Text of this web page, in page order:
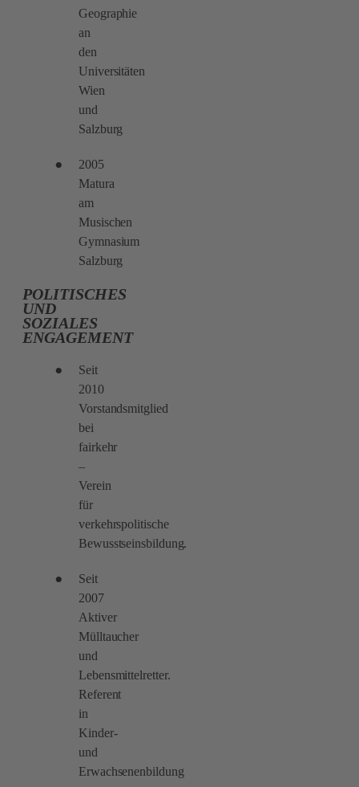
Geographie
an
den
Universitäten
Wien
und
Salzburg
2005
Matura
am
Musischen
Gymnasium
Salzburg
POLITISCHES
UND
SOZIALES
ENGAGEMENT
Seit
2010
Vorstandsmitglied
bei
fairkehr
–
Verein
für
verkehrspolitische
Bewusstseinsbildung.
Seit
2007
Aktiver
Mülltaucher
und
Lebensmittelretter.
Referent
in
Kinder-
und
Erwachsenenbildung